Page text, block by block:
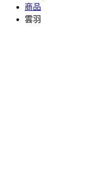
商品
雲羽